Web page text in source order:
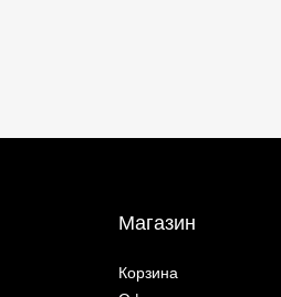
Магазин
Корзина